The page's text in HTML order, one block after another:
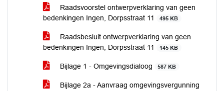
Raadsvoorstel ontwerpverklaring van geen
bedenkingen Ingen, Dorpsstraat 11
495 KB
Raadsbesluit ontwerpverklaring van geen
bedenkingen Ingen, Dorpsstraat 11
145 KB
Bijlage 1 - Omgevingsdialoog 587 KB
Bijlage 2a - Aanvraag omgevingsvergunning